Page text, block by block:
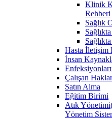
Klinik
Rehberi
Sağlık
Hasta İletişim
İnsan
Çalışan
Satın Alma
Eğitim Birimi
Atık
Yönetim